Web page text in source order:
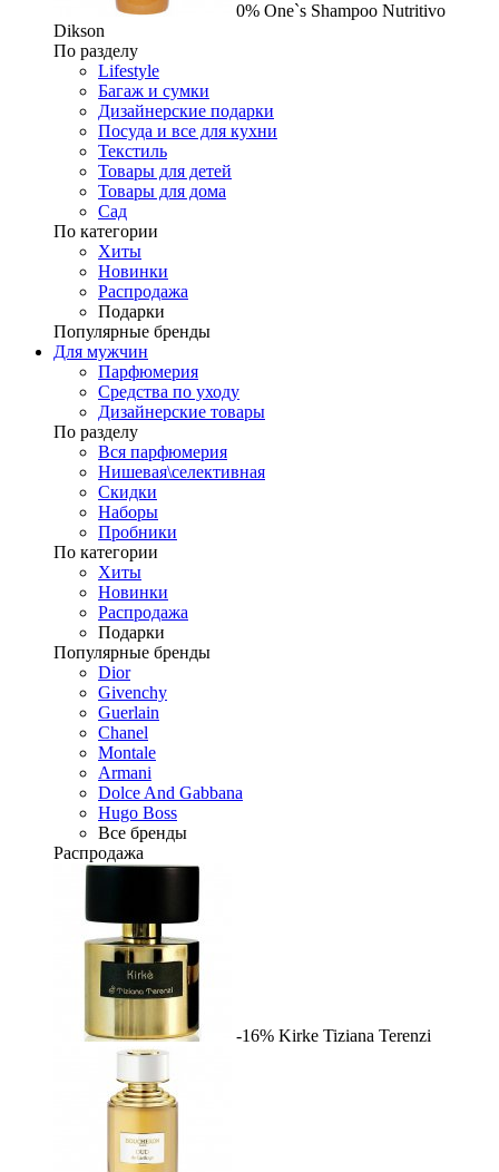
0% One`s Shampoo Nutritivo
Dikson
По разделу
Lifestyle
Багаж и сумки
Дизайнерские подарки
Посуда и все для кухни
Текстиль
Товары для детей
Товары для дома
Сад
По категории
Хиты
Новинки
Распродажа
Подарки
Популярные бренды
Для мужчин
Парфюмерия
Средства по уходу
Дизайнерские товары
По разделу
Вся парфюмерия
Нишевая\селективная
Скидки
Наборы
Пробники
По категории
Хиты
Новинки
Распродажа
Подарки
Популярные бренды
Dior
Givenchy
Guerlain
Chanel
Montale
Armani
Dolce And Gabbana
Hugo Boss
Все бренды
Распродажа
-16% Kirke Tiziana Terenzi